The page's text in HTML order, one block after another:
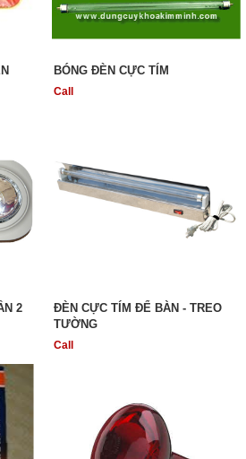
BÓNG ĐÈN CỰC TÍM
Call
2
ĐÈN CỰC TÍM ĐỂ BÀN - TREO
TƯỜNG
Call